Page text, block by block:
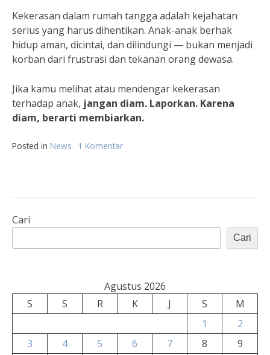
Kekerasan dalam rumah tangga adalah kejahatan
serius yang harus dihentikan. Anak-anak berhak
hidup aman, dicintai, dan dilindungi — bukan menjadi
korban dari frustrasi dan tekanan orang dewasa.
Jika kamu melihat atau mendengar kekerasan
terhadap anak, jangan diam. Laporkan. Karena
diam, berarti membiarkan.
Posted in News 1 Komentar
Aniaya
Cari
Cari
Agustus 2026
S
S R K J S
M
1
2
3
4 5 6 7 8
9